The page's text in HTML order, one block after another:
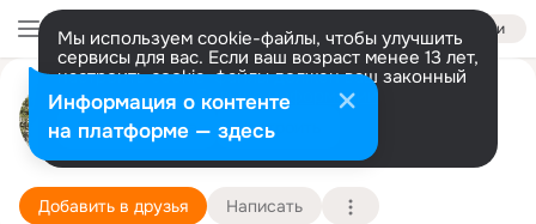
Войти
Мы используем cookie-файлы, чтобы улучшить
сервисы для вас. Если ваш возраст менее 13 лет,
настроить cookie-файлы должен ваш законный
представитель. Больше информации
Разрешить все Настроить
Юленька Молодцова
Санкт-Петербург
172 школа
Подробнее
Добавить в друзья Написать
Информация о контенте
на платформе — здесь